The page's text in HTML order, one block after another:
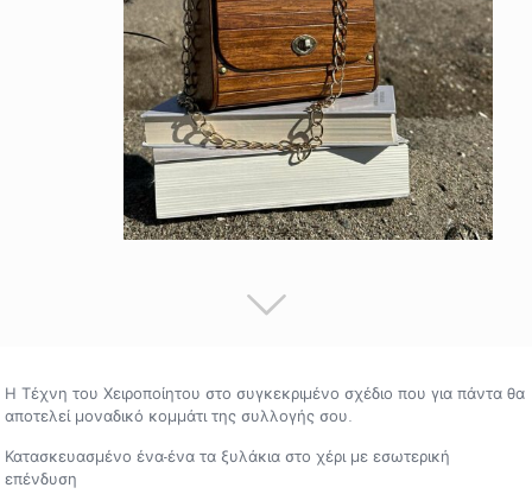
Η Τέχνη του Χειροποίητου στο συγκεκριμένο σχέδιο που για πάντα θα
αποτελεί μοναδικό κομμάτι της συλλογής σου.
Κατασκευασμένο ένα-ένα τα ξυλάκια στο χέρι με εσωτερική
επένδυση